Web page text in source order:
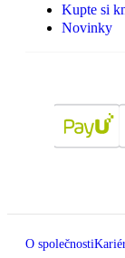
Kupte si
Novinky
O společnosti